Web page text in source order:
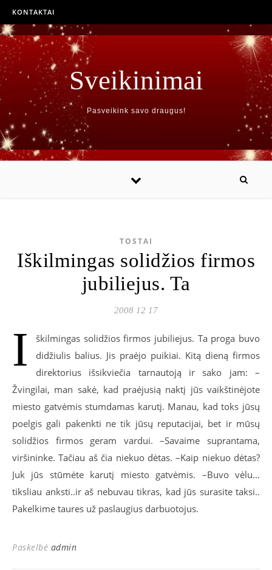
KONTAKTAI
Sveikinimai
Pasveikink savo draugus!
TOSTAI
Iškilmingas solidžios firmos
jubiliejus. Ta
2008 12 17
I
škilmingas solidžios firmos jubiliejus. Ta proga buvo
didžiulis balius. Jis praėjo puikiai. Kitą dieną firmos
direktorius išsikviečia tarnautoją ir sako jam: –
Žvingilai, man sakė, kad praėjusią naktį jūs vaikštinėjote
miesto gatvėmis stumdamas karutį. Manau, kad toks jūsų
poelgis gali pakenkti ne tik jūsų reputacijai, bet ir mūsų
solidžios firmos geram vardui. –Savaime suprantama,
viršininke. Tačiau aš čia niekuo dėtas. –Kaip niekuo dėtas?
Juk jūs stūmėte karutį miesto gatvėmis. –Buvo vėlu…
tiksliau anksti..ir aš nebuvau tikras, kad jūs surasite taksi..
Pakelkime taures už paslaugius darbuotojus.
Paskelbė admin